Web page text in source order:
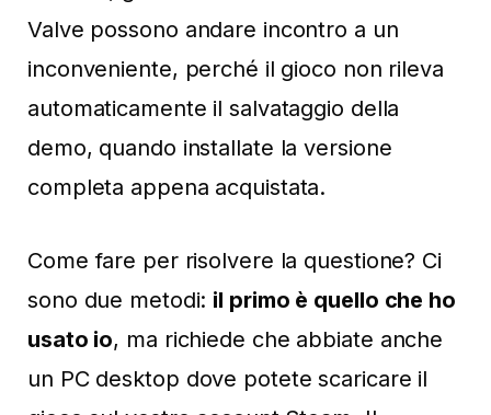
Valve possono andare incontro a un
inconveniente, perché il gioco non rileva
automaticamente il salvataggio della
demo, quando installate la versione
completa appena acquistata.
Come fare per risolvere la questione? Ci
sono due metodi: il primo è quello che ho
usato io, ma richiede che abbiate anche
un PC desktop dove potete scaricare il